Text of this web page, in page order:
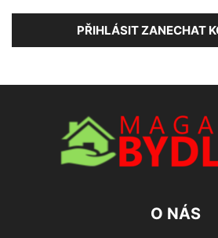
PŘIHLÁSIT ZANECHAT
O NÁS